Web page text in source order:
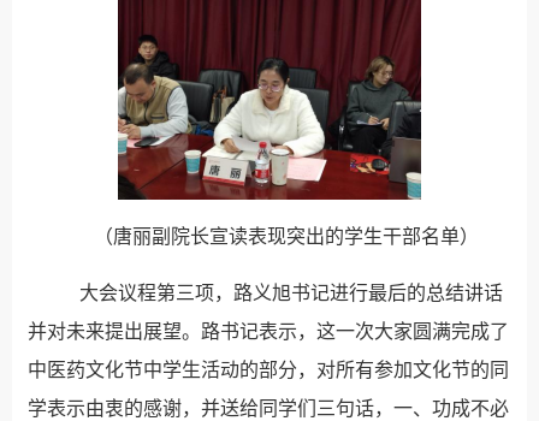
（唐丽副院长宣读表现突出的学生干部名单）
大会议程第三项，路义旭书记进行最后的总结讲话
并对未来提出展望。路书记表示，这一次大家圆满完成了
中医药文化节中学生活动的部分，对所有参加文化节的同
学表示由衷的感谢，并送给同学们三句话，一、功成不必